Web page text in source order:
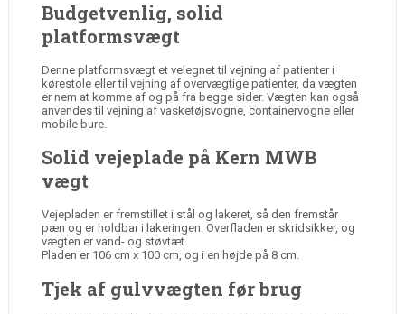
Budgetvenlig, solid
platformsvægt
Denne platformsvægt et velegnet til vejning af patienter i
kørestole eller til vejning af overvægtige patienter, da vægten
er nem at komme af og på fra begge sider. Vægten kan også
anvendes til vejning af vasketøjsvogne, containervogne eller
mobile bure.
Solid vejeplade på Kern MWB
vægt
Vejepladen er fremstillet i stål og lakeret, så den fremstår
pæn og er holdbar i lakeringen. Overfladen er skridsikker, og
vægten er vand- og støvtæt.
Pladen er 106 cm x 100 cm, og i en højde på 8 cm.
Tjek af gulvvægten før brug